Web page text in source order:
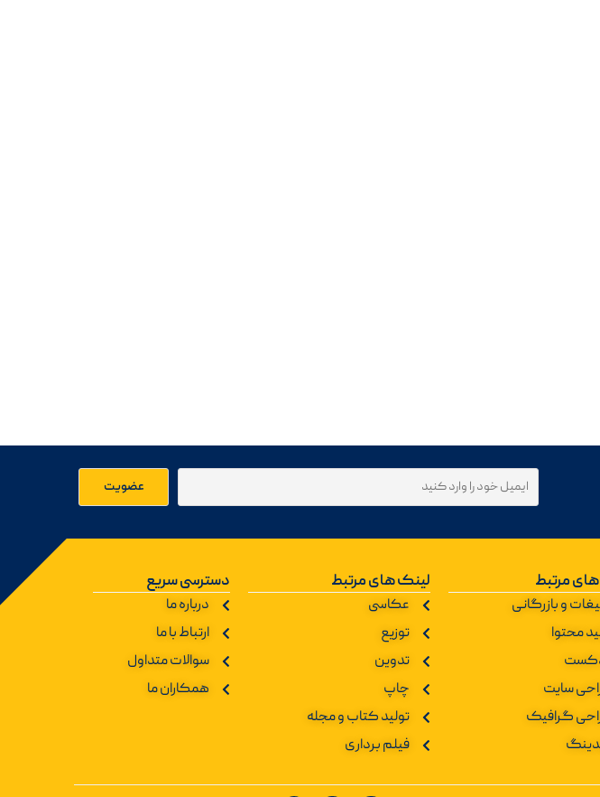
مرتبط
و بازرگانی
محتوا
سایت
گرافیک
لینک های مرتبط
عکاسی
توزیع
تدوین
چاپ
تولید کتاب و مجله
فیلم برداری
دسترسی سریع
درباره ما
ارتباط با ما
سوالات متداول
همکاران ما